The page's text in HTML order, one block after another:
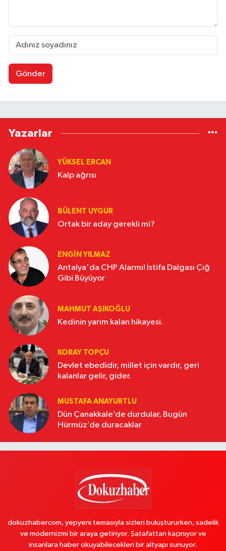
Gönder
Yazarlar
YÜKSEL ERCAN
Kalp ağrısı
BÜLENT UYGUR
Ortak bir aday gerekli mi?
ENGİN YILMAZ
Antalya'da CHP Alarmı! İstifa Dalgası Çığ
Gibi Büyüyor
MAHMUT AŞIKOĞLU
Kedinin yarım kalan hikayesi.
KORAY TOPÇU
Devlet ebedidir, millet için vardır, geri
kalanlar gelir, gider.
MUSTAFA ANAYURTLU
Dün Çanakkale’de durdular, Bugün
Hürmüz’de duracaklar
dokuzhabercom, yepyeni temasıyla sizleri buluştururken, sadelik
ve modernizmi bir araya getiriyor. Şatafattan kaçınıyor ve
insanlara haber okuyabilecekleri bir altyapı sunuyor.